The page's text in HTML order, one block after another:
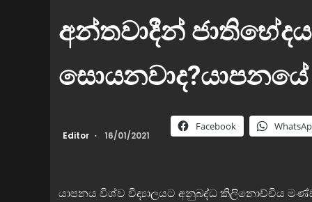
අන්තවාදීන්
සොයනවාද?යාපනයේ
Editor 16/01/2021
Facebook
යාපනය විශ්ව විද්‍යාලයට අනුබද්ධ කිලිනොච්චිය